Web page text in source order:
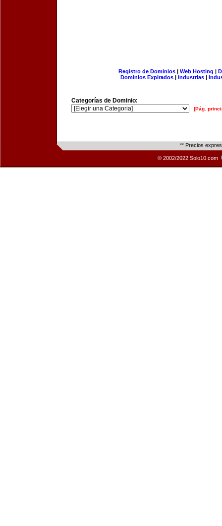
Registro de Dominios| Web Hosting |
Dominios Expirados | Industrias |
Categorías de Dominio:
[Pág.
** Precios
© 2002/2022 Solo10.com